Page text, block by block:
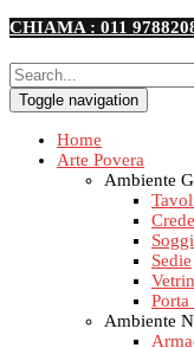
CHIAMA : 011
Toggle navigation
Home
Arte Povera
Ambiente
Sedie
Ambiente